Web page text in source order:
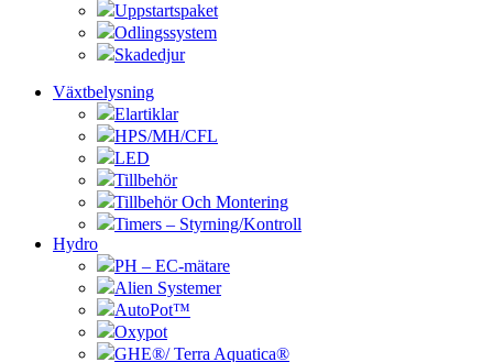
Uppstartspaket
Odlingssystem
Skadedjur
Växtbelysning
Elartiklar
HPS/MH/CFL
LED
Tillbehör
Tillbehör Och Montering
Timers – Styrning/Kontroll
Hydro
PH – EC-mätare
Alien Systemer
AutoPot™
Oxypot
GHE®/ Terra Aquatica®